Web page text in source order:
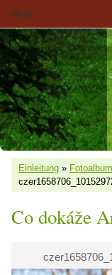
Einleitung » Fotoalbum
Co dokáže
Menü